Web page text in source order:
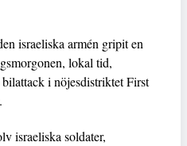
israeliska armén gripit en
lokal tid,
i nöjesdistriktet First
israeliska soldater,